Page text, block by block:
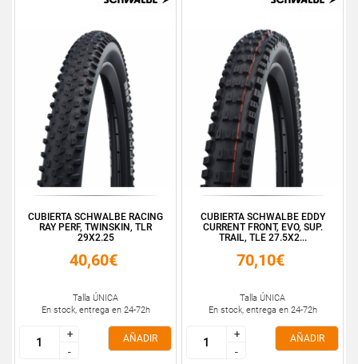
CUBIERTA SCHWALBE RACING
RAY PERF, TWINSKIN, TLR
29X2.25
40,60€
Talla ÚNICA
En stock, entrega en 24-72h
+
-
+
-
AÑADIR
CUBIERTA SCHWALBE EDDY
CURRENT FRONT, EVO, SUP.
TRAIL, TLE 27.5X2...
70,10€
Talla ÚNICA
En stock, entrega en 24-72h
+
-
+
-
AÑADIR